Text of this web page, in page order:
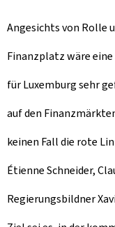
Angesichts von Rolle
Finanzplatz wäre eine
für Luxemburg sehr
auf den
keinen Fall die rote
Étienne Schneider,
Regierungsbildner